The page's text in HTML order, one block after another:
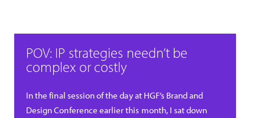
POV: IP strategies needn’t be
complex or costly
In the final session of the day at HGF’s Brand and
Design Conference earlier this month, I sat down